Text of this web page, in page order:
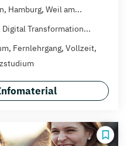
Hamburg, Weil am...
Transformation...
Fernlehrgang, Vollzeit,